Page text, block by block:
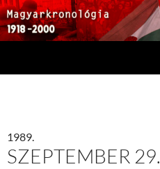
1989.
SZEPTEMBER 29.